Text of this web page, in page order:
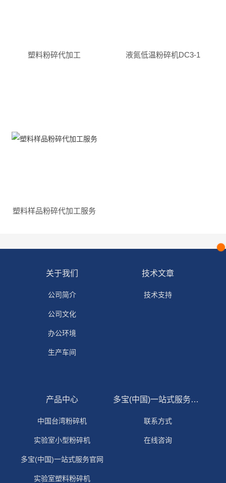
塑料粉碎代加工 液氮低温粉碎机DC3-1
塑料样品粉碎代加工服务
关于我们
公司简介
公司文化
办公环境
生产车间
技术文章
技术支持
产品中心
中国台湾粉碎机
实验室小型粉碎机
多宝(中国)一站式服务官网
实验室塑料粉碎机
多宝(中国)一站式服务官网
联系方式
在线咨询